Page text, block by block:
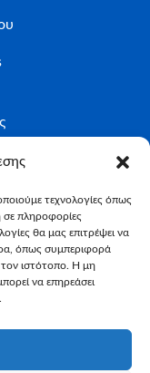
τεχνολογίες όπως
πληροφορίες
θα μας επιτρέψει να
όπως συμπεριφορά
ιστότοπο. Η μη
να επηρεάσει